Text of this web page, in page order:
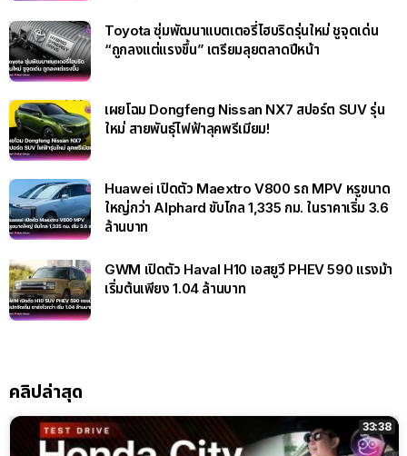
Toyota ซุ่มพัฒนาแบตเตอรี่ไฮบริดรุ่นใหม่ ชูจุดเด่น
“ถูกลงแต่แรงขึ้น” เตรียมลุยตลาดปีหน้า
เผยโฉม Dongfeng Nissan NX7 สปอร์ต SUV รุ่น
ใหม่ สายพันธุ์ไฟฟ้าลุคพรีเมียม!
Huawei เปิดตัว Maextro V800 รถ MPV หรูขนาด
ใหญ่กว่า Alphard ขับไกล 1,335 กม. ในราคาเริ่ม 3.6
ล้านบาท
GWM เปิดตัว Haval H10 เอสยูวี PHEV 590 แรงม้า
เริ่มต้นเพียง 1.04 ล้านบาท
คลิปล่าสุด
33:38